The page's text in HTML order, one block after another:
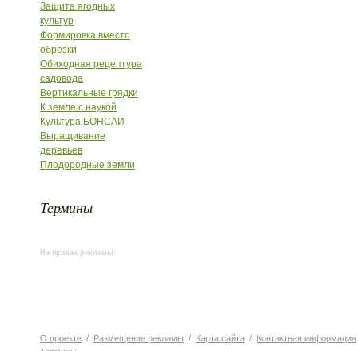
Защита ягодных
культур
Формировка вместо
обрезки
Обиходная рецептура
садовода
Вертикальные грядки
К земле с наукой
Культура БОНСАИ
Выращивание
деревьев
Плодородные земли
Термины
На правах рекламы:
О проекте / Размещение рекламы / Карта сайта / Контактная информация